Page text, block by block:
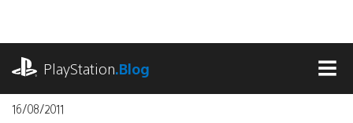
contenido
PlayStation.Blog
16/08/2011